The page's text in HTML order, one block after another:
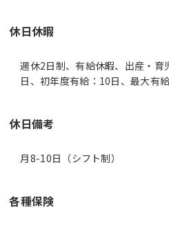
休日休暇
週休2日制、有給休暇、出産・
日、初年度有給：10日、最大有
休日備考
月8-10日（シフト制）
各種保険